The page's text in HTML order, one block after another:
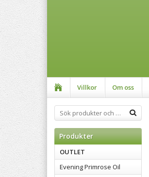
Villkor Om oss
Produkter
OUTLET
Evening Primrose Oil